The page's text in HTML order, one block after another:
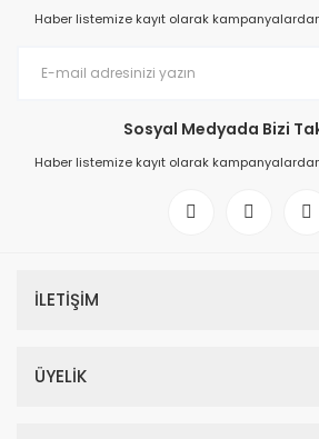
Haber listemize kayıt olarak
Sosyal Medyada Bizi
Haber listemize kayıt olarak
İLETİŞİM
ÜYELİK